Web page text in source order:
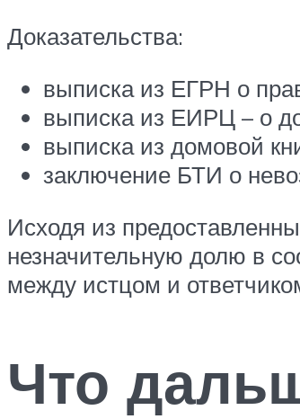
Доказательства:
выписка из ЕГРН о
выписка из ЕИРЦ – о
выписка из домовой
заключение БТИ о
Исходя из
незначительную долю в
между истцом и
Что